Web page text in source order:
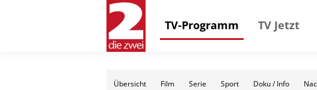
TV-Programm TV Jetzt
Übersicht Film Serie Sport Doku / Info